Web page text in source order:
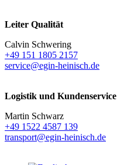
Leiter Qualität
Calvin Schwering
+49 151 1805 2157
service@egin-heinisch.de
Logistik und Kundenservice
Martin Schwarz
+49 1522 4587 139
transport@egin-heinisch.de